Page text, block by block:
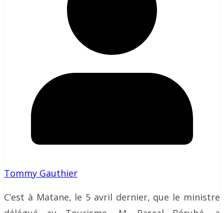
Tommy Gauthier
C’est à Matane, le 5 avril dernier, que le ministre